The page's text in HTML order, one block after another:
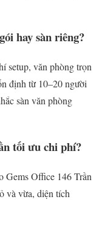
hay sàn riêng?
setup, văn phòng trọn
định từ 10–20 người
sàn văn phòng
tối ưu chi phí?
Gems Office 146 Trần
và vừa, diện tích